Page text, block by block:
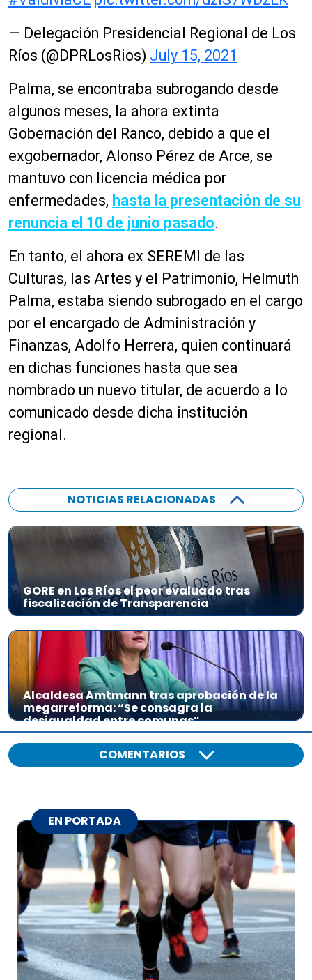
— Delegación Presidencial Regional de Los
Ríos (@DPRLosRios) July 15, 2021
Palma, se encontraba subrogando desde
algunos meses, la ahora extinta
Gobernación del Ranco, debido a que el
exgobernador, Alonso Pérez de Arce, se
mantuvo con licencia médica por
enfermedades, hasta la presentación de su
renuncia el 10 de junio pasado.
En tanto, el ahora ex SEREMI de las
Culturas, las Artes y el Patrimonio, Helmuth
Palma, estaba siendo subrogado en el cargo
por el encargado de Administración y
Finanzas, Adolfo Herrera, quien continuará
en dichas funciones hasta que sea
nombrado un nuevo titular, de acuerdo a lo
comunicado desde dicha institución
regional.
NOTICIAS RELACIONADAS
GORE en Los Ríos el peor evaluado tras
fiscalización de Transparencia
Alcaldesa Amtmann tras aprobación de la
megarreforma: “Se consagra la
desigualdad entre comunas”
COMENTARIOS
EN PORTADA